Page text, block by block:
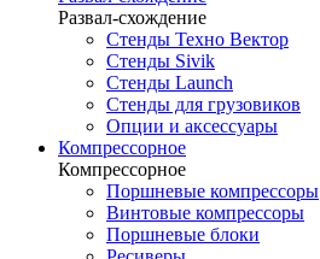
Развал-схождение
Стенды Техно Вектор
Стенды Sivik
Стенды Launch
Стенды для грузовиков
Опции и аксессуары
Компрессорное
Компрессорное
Поршневые компрессоры
Винтовые компрессоры
Поршневые блоки